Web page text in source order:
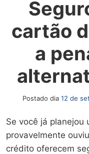
cartão
a
Postado dia 12 de
Se você já planejou
provavelmente
crédito oferecem